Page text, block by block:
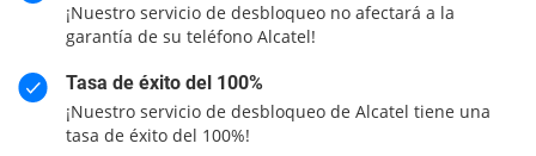
¡Nuestro servicio de desbloqueo no afectará a la
garantía de su teléfono Alcatel!
Tasa de éxito del 100%
¡Nuestro servicio de desbloqueo de Alcatel tiene una
tasa de éxito del 100%!